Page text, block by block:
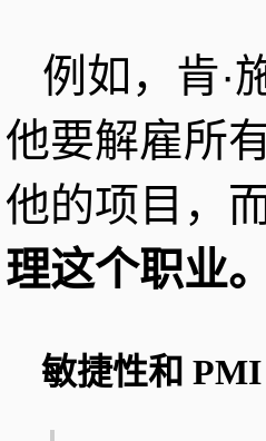
例如，肯·
他要解雇所
他的项目，
理这个职业。
敏捷性和 PMI